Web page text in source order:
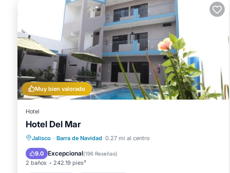
Muy bien valorado
Hotel
Hotel Del Mar
Jalisco · Barra de Navidad 0.27 mi al centro
9.0 Excepcional(196 Reseñas)
2 baños 242.19 pies²
Frente al mar Aparcamiento
Vista al mar